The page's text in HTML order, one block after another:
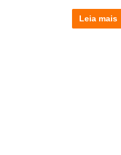
Leia mais